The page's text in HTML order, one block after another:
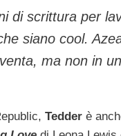
di scrittura per
siano cool.
ma non in
Tedder è